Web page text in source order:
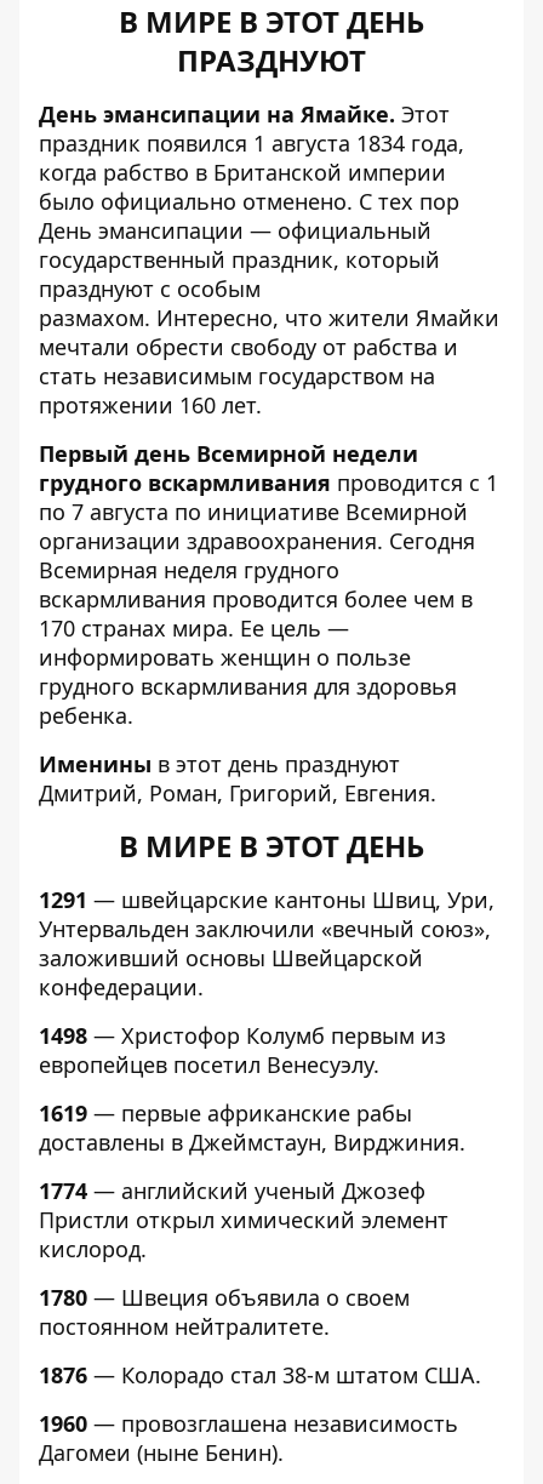
В МИРЕ В ЭТОТ ДЕНЬ
ПРАЗДНУЮТ
День эмансипации на Ямайке. Этот
праздник появился 1 августа 1834 года,
когда рабство в Британской империи
было официально отменено. С тех пор
День эмансипации — официальный
государственный праздник, который
празднуют с особым
размахом. Интересно, что жители Ямайки
мечтали обрести свободу от рабства и
стать независимым государством на
протяжении 160 лет.
Первый день Всемирной недели
грудного вскармливания проводится с 1
по 7 августа по инициативе Всемирной
организации здравоохранения. Сегодня
Всемирная неделя грудного
вскармливания проводится более чем в
170 странах мира. Ее цель —
информировать женщин о пользе
грудного вскармливания для здоровья
ребенка.
Именины в этот день празднуют
Дмитрий, Роман, Григорий, Евгения.
В МИРЕ В ЭТОТ ДЕНЬ
1291 — швейцарские кантоны Швиц, Ури,
Унтервальден заключили «вечный союз»,
заложивший основы Швейцарской
конфедерации.
1498 — Христофор Колумб первым из
европейцев посетил Венесуэлу.
1619 — первые африканские рабы
доставлены в Джеймстаун, Вирджиния.
1774 — английский ученый Джозеф
Пристли открыл химический элемент
кислород.
1780 — Швеция объявила о своем
постоянном нейтралитете.
1876 — Колорадо стал 38-м штатом США.
1960 — провозглашена независимость
Дагомеи (ныне Бенин).